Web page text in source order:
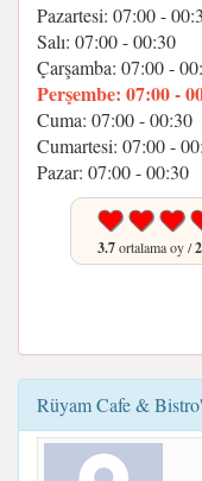
Pazartesi: 07:00 -
Salı: 07:00 - 00:30
Çarşamba: 07:00 -
Perşembe: 07:00 -
Cuma: 07:00 - 00:30
Cumartesi: 07:00 -
Pazar: 07:00 - 00:30
3.7ortalama oy /
Rüyam Cafe &